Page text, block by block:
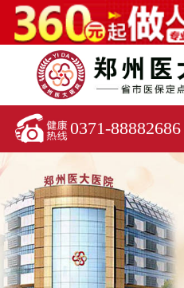
0371-88882686